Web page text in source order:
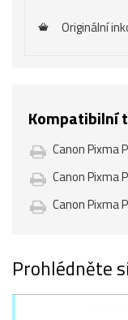
Originální
Kompatibilní
Canon Pixma
Canon Pixma
Canon Pixma
Prohlédněte